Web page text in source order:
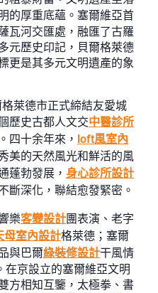
的厚重底蘊。塞爾維亞首
瓦河交匯處，融匯了古羅
元歷史印記，貝爾格萊德
更是其多元文明遺產的象
萊德市正式締結友愛城
歷史古都人文交中醫診所
四十余年來， loft風室內
美的天然風光和鮮活的風
蓬勃發展， 身心診所設計
斷深化，聯結愈發緊密。
樂客變設計團表演、老字
母室內設計格萊德；塞爾
與巴爾綠裝修設計干風情
京設立的塞爾維亞文明
方相知互鑒，太極拳、書